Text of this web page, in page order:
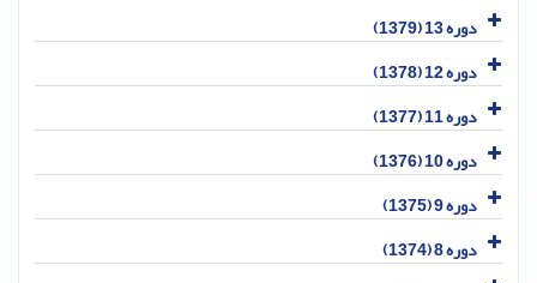
دوره 13 (1379)
دوره 12 (1378)
دوره 11 (1377)
دوره 10 (1376)
دوره 9 (1375)
دوره 8 (1374)